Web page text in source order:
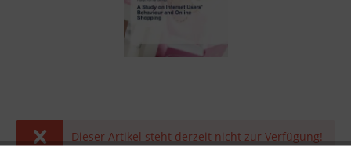
Dieser Artikel steht derzeit nicht zur Verfügung!